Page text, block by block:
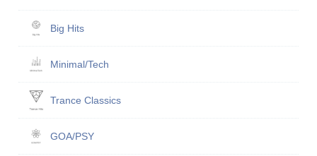
Big Hits
Minimal/Tech
Trance Classics
GOA/PSY